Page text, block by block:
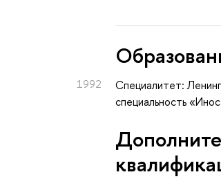
1992
Специалитет:
специальность